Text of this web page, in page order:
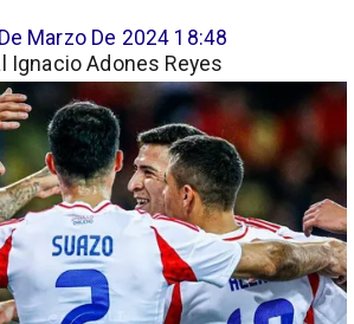
Marzo De 2024 18:48
Ignacio Adones Reyes